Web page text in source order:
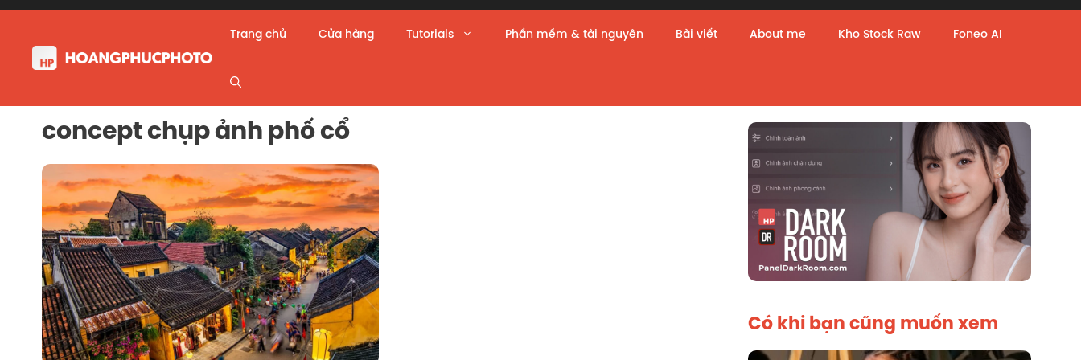
Skip
content
Trang chủ Cửa hàng Tutorials Phần mềm & tài nguyên Bài viết About me Kho Stock Raw Foneo AI
concept chụp ảnh phố cổ
Có khi bạn cũng muốn xem